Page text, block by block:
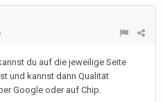
du auf die jeweilige Seite
und kannst dann Qualität
Google oder auf Chip.